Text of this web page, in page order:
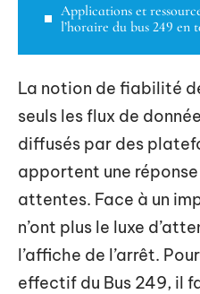
Applications et
l’horaire du bus 249 en
La notion de fiabilité
seuls les flux de
diffusés par des
apportent une
attentes. Face à un
n’ont plus le luxe
l’affiche de l’arrêt.
effectif du Bus 249, il